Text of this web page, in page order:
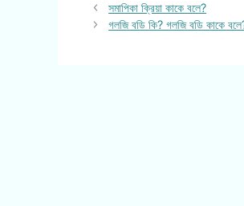
সমাপিকা ক্রিয়া কাকে বলে?
গলজি বডি কি? গলজি বডি কাকে